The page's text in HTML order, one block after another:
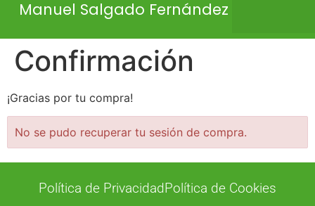
Manuel Salgado Fernández
Confirmación
¡Gracias por tu compra!
No se pudo recuperar tu sesión de compra.
Política de PrivacidadPolítica de Cookies